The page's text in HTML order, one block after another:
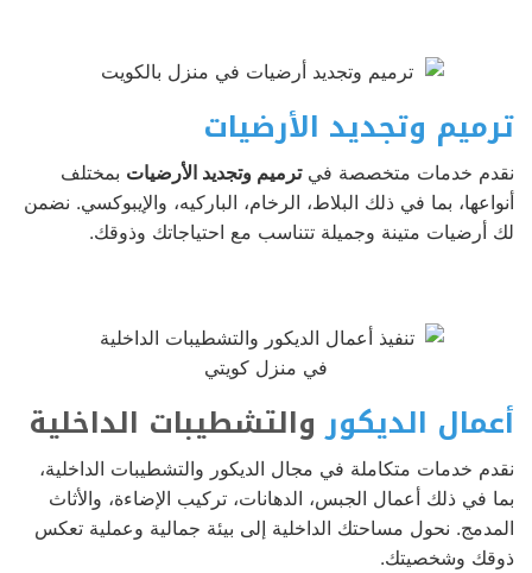
ترميم وتجديد الأرضيات
نقدم خدمات متخصصة فيترميم وتجديد الأرضيات بمختلف
أنواعها، بما في ذلك البلاط، الرخام، الباركيه، والإيبوكسي. نضمن
لك أرضيات متينة وجميلة تتناسب مع احتياجاتك وذوقك.
أعمال الديكوروالتشطيبات الداخلية
نقدم خدمات متكاملة في مجال الديكور والتشطيبات الداخلية،
بما في ذلك أعمال الجبس، الدهانات، تركيب الإضاءة، والأثاث
المدمج. نحول مساحتك الداخلية إلى بيئة جمالية وعملية تعكس
ذوقك وشخصيتك.